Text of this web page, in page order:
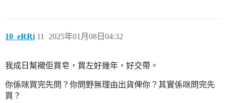
10_eRRi 2025年01月08日04:32
11
我成日幫襯佢買皂，買左好幾年，好交帶。
你係咪買完先問？你問野無理由出貨俾你？其實係咪問完先
買？